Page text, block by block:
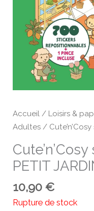
Accueil / Loisirs &
Adultes /
PETIT
10,90€
Rupture de stock